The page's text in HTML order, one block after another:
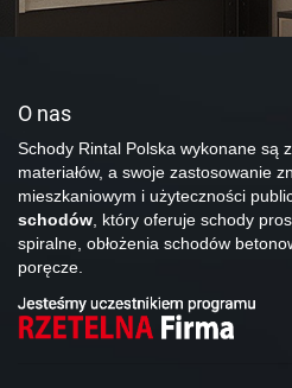
O nas
Schody Rintal Polska wykonane są
materiałów, a swoje zastosowanie
mieszkaniowym i użyteczności
schodów, który oferuje schody
spiralne, obłożenia schodów
poręcze.